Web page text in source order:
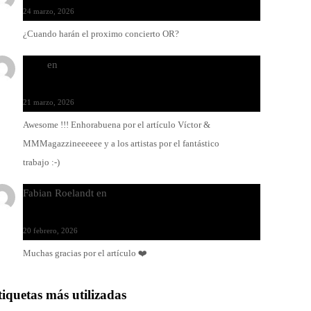
24 marzo, 2026
¿Cuando harán el proximo concierto OR?
en
21 marzo, 2026
Awesome !!! Enhorabuena por el artículo Víctor &
MMMagazzineeeeee y a los artistas por el fantástico
trabajo :-)
Fabian Roelandt en
20 febrero, 2026
Muchas gracias por el artículo ❤️
más utilizadas